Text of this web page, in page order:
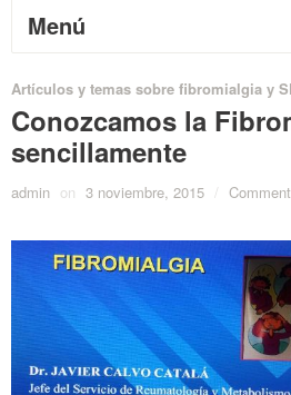
Menú
Artículos y temas sobre fibromialgia y
Conozcamos la
sencillamente
admin on 3 noviembre, 2015 /